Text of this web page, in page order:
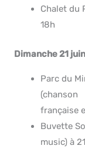
Chalet du
18h
Dimanche 21 juin
Parc du
(chanson
française
Buvette
music) à